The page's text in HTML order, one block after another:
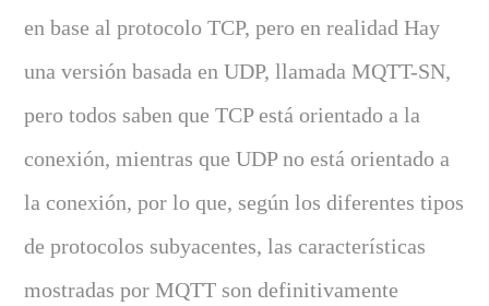
en base al protocolo TCP, pero en realidad Hay
una versión basada en UDP, llamada MQTT-SN,
pero todos saben que TCP está orientado a la
conexión, mientras que UDP no está orientado a
la conexión, por lo que, según los diferentes tipos
de protocolos subyacentes, las características
mostradas por MQTT son definitivamente